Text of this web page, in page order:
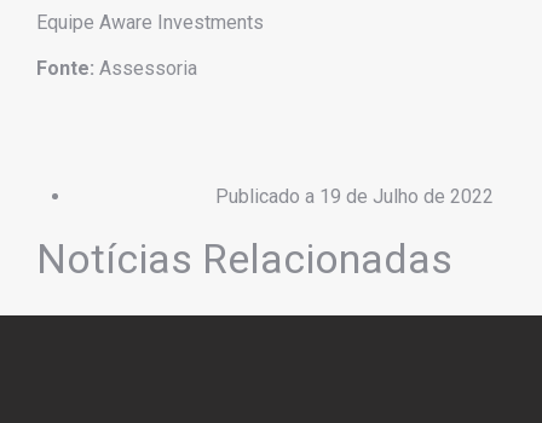
Equipe Aware Investments
Fonte: Assessoria
Publicado a 19 de Julho de 2022
Notícias Relacionadas